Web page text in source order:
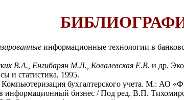
информационные технологии в
В.А., Енгибарян М.Л., Ковалевская Е.В. и др.
и статистика, 1995.
Компьютеризация бухгалтерского учета. М.: АО
информационный бизнес / Под ред. В.П.